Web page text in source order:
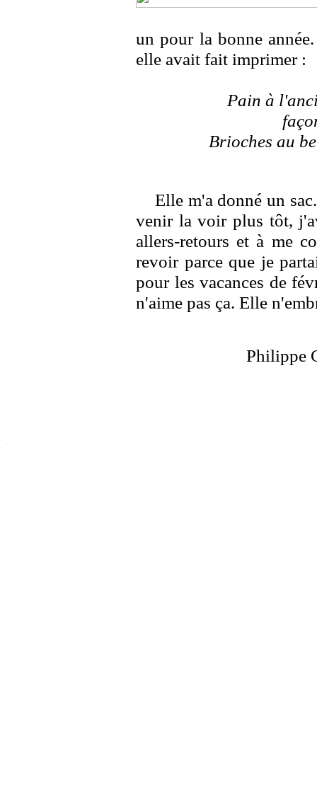
un pour la bonne
elle avait fait imprimer :
Pain à
Brioches au
Elle m'a donné un
venir la voir plus tôt,
allers-retours et à me
revoir parce que je
pour les vacances de
n'aime pas ça. Elle
Philippe